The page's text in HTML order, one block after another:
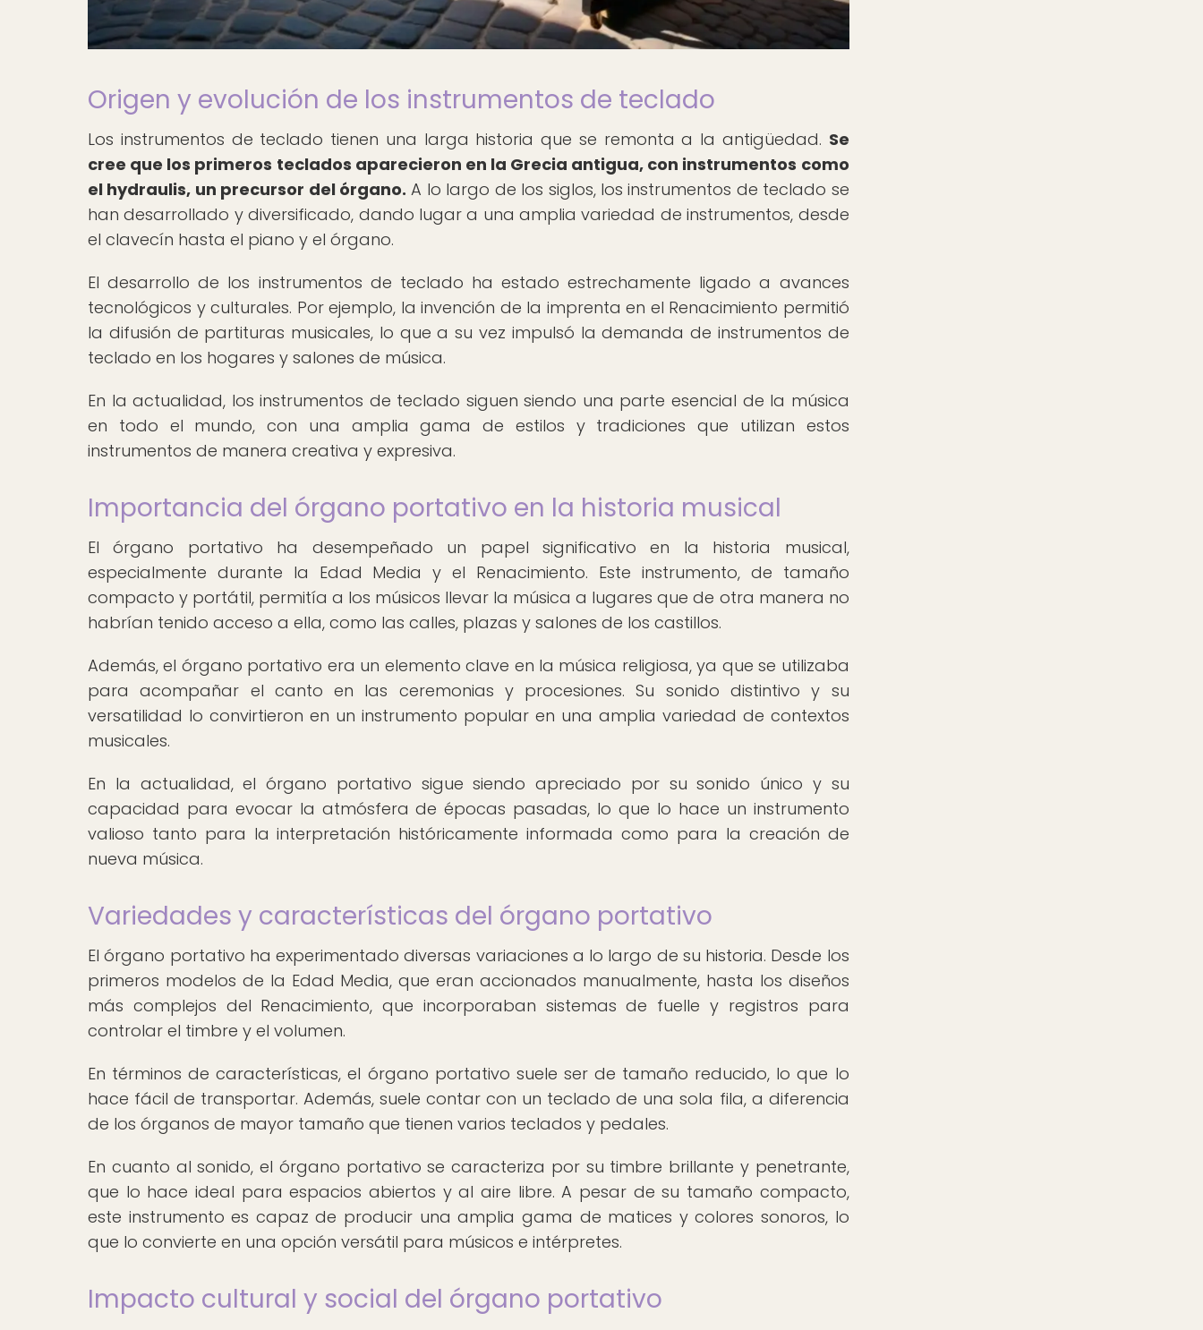
Origen y evolución de los instrumentos de teclado
Los instrumentos de teclado tienen una larga historia que se remonta a la antigüedad. Se
cree que los primeros teclados aparecieron en la Grecia antigua, con instrumentos como
el hydraulis, un precursor del órgano. A lo largo de los siglos, los instrumentos de teclado se
han desarrollado y diversificado, dando lugar a una amplia variedad de instrumentos, desde
el clavecín hasta el piano y el órgano.
El desarrollo de los instrumentos de teclado ha estado estrechamente ligado a avances
tecnológicos y culturales. Por ejemplo, la invención de la imprenta en el Renacimiento permitió
la difusión de partituras musicales, lo que a su vez impulsó la demanda de instrumentos de
teclado en los hogares y salones de música.
En la actualidad, los instrumentos de teclado siguen siendo una parte esencial de la música
en todo el mundo, con una amplia gama de estilos y tradiciones que utilizan estos
instrumentos de manera creativa y expresiva.
Importancia del órgano portativo en la historia musical
El órgano portativo ha desempeñado un papel significativo en la historia musical,
especialmente durante la Edad Media y el Renacimiento. Este instrumento, de tamaño
compacto y portátil, permitía a los músicos llevar la música a lugares que de otra manera no
habrían tenido acceso a ella, como las calles, plazas y salones de los castillos.
Además, el órgano portativo era un elemento clave en la música religiosa, ya que se utilizaba
para acompañar el canto en las ceremonias y procesiones. Su sonido distintivo y su
versatilidad lo convirtieron en un instrumento popular en una amplia variedad de contextos
musicales.
En la actualidad, el órgano portativo sigue siendo apreciado por su sonido único y su
capacidad para evocar la atmósfera de épocas pasadas, lo que lo hace un instrumento
valioso tanto para la interpretación históricamente informada como para la creación de
nueva música.
Variedades y características del órgano portativo
El órgano portativo ha experimentado diversas variaciones a lo largo de su historia. Desde los
primeros modelos de la Edad Media, que eran accionados manualmente, hasta los diseños
más complejos del Renacimiento, que incorporaban sistemas de fuelle y registros para
controlar el timbre y el volumen.
En términos de características, el órgano portativo suele ser de tamaño reducido, lo que lo
hace fácil de transportar. Además, suele contar con un teclado de una sola fila, a diferencia
de los órganos de mayor tamaño que tienen varios teclados y pedales.
En cuanto al sonido, el órgano portativo se caracteriza por su timbre brillante y penetrante,
que lo hace ideal para espacios abiertos y al aire libre. A pesar de su tamaño compacto,
este instrumento es capaz de producir una amplia gama de matices y colores sonoros, lo
que lo convierte en una opción versátil para músicos e intérpretes.
Impacto cultural y social del órgano portativo